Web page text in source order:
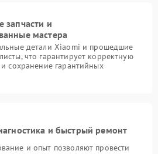
запчасти и
мастера
детали Xiaomi и прошедшие
что гарантирует корректную
сохранение гарантийных
и быстрый ремонт
и опыт позволяют провести